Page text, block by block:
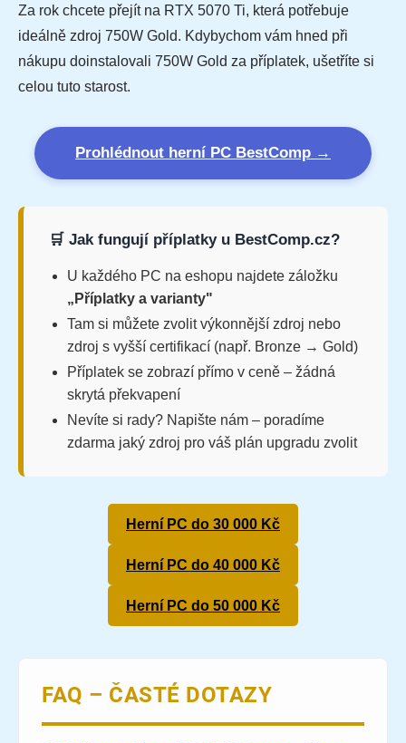
Za rok chcete přejít na RTX 5070 Ti, která potřebuje
ideálně zdroj 750W Gold. Kdybychom vám hned při
nákupu doinstalovali 750W Gold za příplatek, ušetříte si
celou tuto starost.
Prohlédnout herní PC BestComp →
🛒 Jak fungují příplatky u BestComp.cz?
U každého PC na eshopu najdete záložku
„Příplatky a varianty"
Tam si můžete zvolit výkonnější zdroj nebo
zdroj s vyšší certifikací (např. Bronze → Gold)
Příplatek se zobrazí přímo v ceně – žádná
skrytá překvapení
Nevíte si rady? Napište nám – poradíme
zdarma jaký zdroj pro váš plán upgradu zvolit
Herní PC do 30 000 Kč
Herní PC do 40 000 Kč
Herní PC do 50 000 Kč
FAQ – ČASTÉ DOTAZY